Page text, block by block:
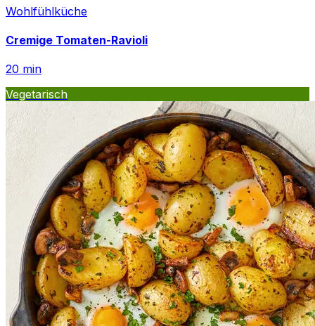
Wohlfühlküche
Cremige Tomaten-Ravioli
20 min
Vegetarisch